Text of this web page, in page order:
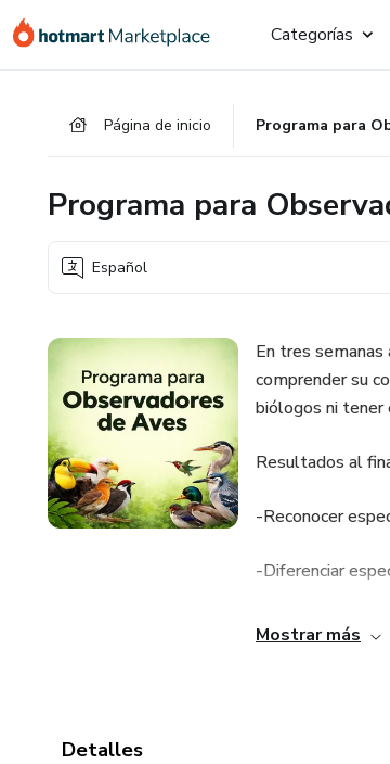
Categorías
Página de inicio
Programa para
Español
En tres semanas
comprender su
biólogos ni tener
Resultados al
-Reconocer
-Diferenciar
-Utilizar
Mostrar más
Detalles